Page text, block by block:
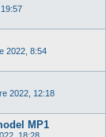
2022, 8:54
2022, 12:18
MP1
18:28